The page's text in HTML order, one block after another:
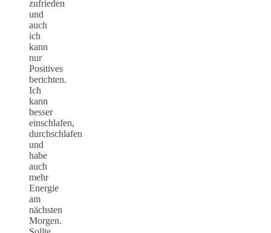
zufrieden
und
auch
ich
kann
nur
Positives
berichten.
Ich
kann
besser
einschlafen,
durchschlafen
und
habe
auch
mehr
Energie
am
nächsten
Morgen.